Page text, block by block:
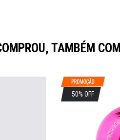
TAMBÉM
50% OFF